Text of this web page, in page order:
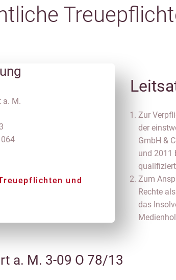
a. M.
und
Zur
der
GmbH &
und 2011
Zum
Rechte
das
a. M. 3-09 O 78/13